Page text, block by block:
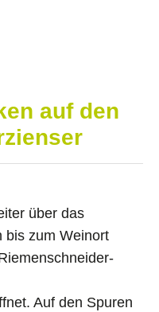
auf den
über das
bis zum Weinort
Auf den Spuren